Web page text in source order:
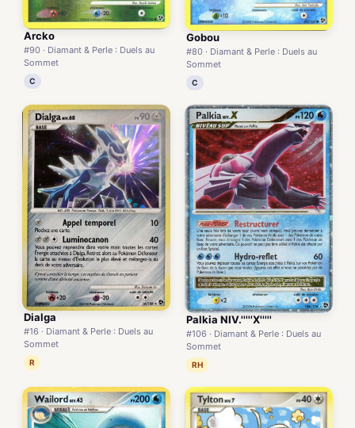
Arcko
#90 · Diamant & Perle : Duels au
Sommet
C
Gobou
#80 · Diamant & Perle : Duels au
Sommet
C
Dialga
#16 · Diamant & Perle : Duels au
Sommet
R
Palkia NIV.'''''X'''''
#106 · Diamant & Perle : Duels au
Sommet
RH